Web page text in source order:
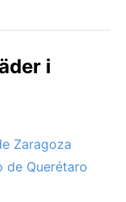
i
Zaragoza
de Querétaro